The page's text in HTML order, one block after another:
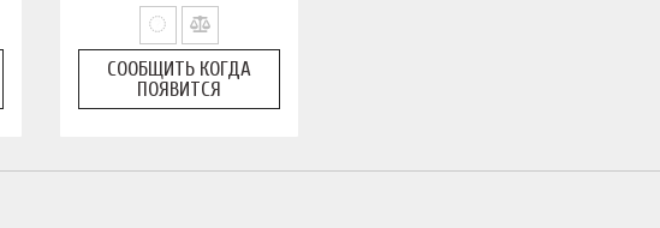
СООБЩИТЬ КОГДА
ПОЯВИТСЯ